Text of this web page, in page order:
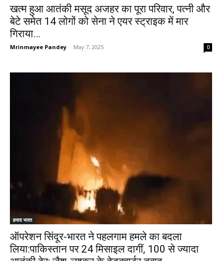
खत्म हुआ आतंकी मसूद अजहर का पूरा परिवार, पत्नी और
बेटे समेत 14 लोगों को सेना ने एयर स्ट्राइक में मार
गिराया…
Mrinmayee Pandey - May 7, 2025 0
हमारा भारत
ऑपरेशन सिंदूर-भारत ने पहलगाम हमले का बदला
लिया:पाकिस्तान पर 24 मिसाइल दागीं, 100 से ज्यादा